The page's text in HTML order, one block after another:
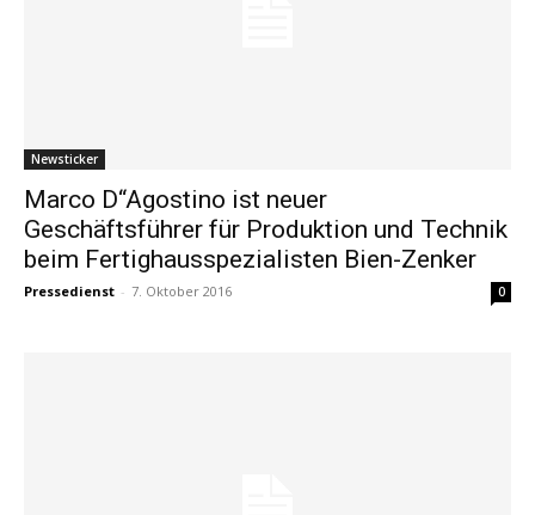
Newsticker
Marco D“Agostino ist neuer
Geschäftsführer für Produktion und Technik
beim Fertighausspezialisten Bien-Zenker
Pressedienst - 7. Oktober 2016 0